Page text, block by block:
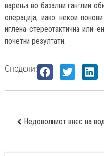
варења во базални ганглии
операција, иако некои
иглена стереотактична или
почетни резултати.
Сподели: